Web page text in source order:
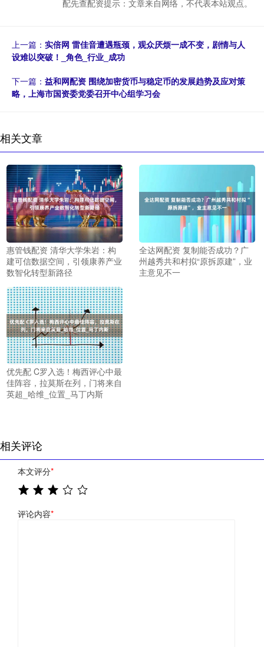
配先查配资提示：文章来自网络，不代表本站观点。
上一篇： 实倍网 雷佳音遭遇瓶颈，观众厌烦一成不变，剧情与人
设难以突破！_角色_行业_成功
下一篇： 益和网配资 围绕加密货币与稳定币的发展趋势及应对策
略，上海市国资委党委召开中心组学习会
相关文章
惠管钱配资 清华大学朱岩：构
建可信数据空间，引领康养产业
数智化转型新路径
全达网配资 复制能否成功？广
州越秀共和村拟“原拆原建”，业
主意见不一
优先配 C罗入选！梅西评心中最
佳阵容，拉莫斯在列，门将来自
英超_哈维_位置_马丁内斯
相关评论
本文评分*
评论内容*